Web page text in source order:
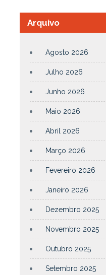
Arquivo
Agosto 2026
Julho 2026
Junho 2026
Maio 2026
Abril 2026
Março 2026
Fevereiro 2026
Janeiro 2026
Dezembro 2025
Novembro 2025
Outubro 2025
Setembro 2025